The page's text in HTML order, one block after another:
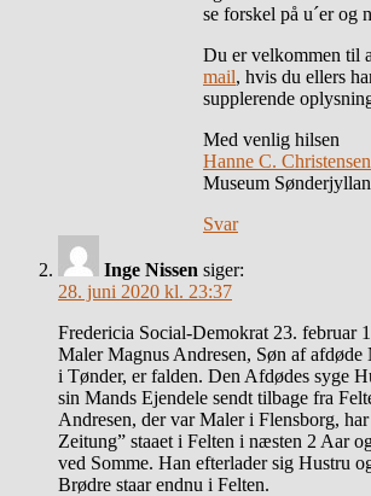
se forskel på u´er og
Du er velkommen til
mail, hvis du ellers
supplerende
Med venlig hilsen
Hanne C. Christensen
Museum
Svar
Inge Nissen siger:
28. juni 2020 kl. 23:37
Fredericia Social-Demokrat 23. februar
Maler Magnus Andresen, Søn af
i Tønder, er falden. Den Afdødes syge
sin Mands Ejendele sendt tilbage fra
Andresen, der var Maler i Flensborg,
Zeitung” staaet i Felten i næsten 2 Aar
ved Somme. Han efterlader sig Hustru
Brødre staar endnu i Felten.